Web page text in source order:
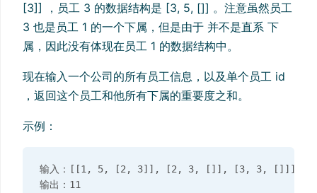
[3]] ，员工 3 的数据结构是 [3, 5, []] 。注意虽然员工
3 也是员工 1 的一个下属，但是由于 并不是直系 下
属，因此没有体现在员工 1 的数据结构中。
现在输入一个公司的所有员工信息，以及单个员工 id
，返回这个员工和他所有下属的重要度之和。
示例：
输入：[[1, 5, [2, 3]], [2, 3, []], [3, 3, []]], 1
输出：11